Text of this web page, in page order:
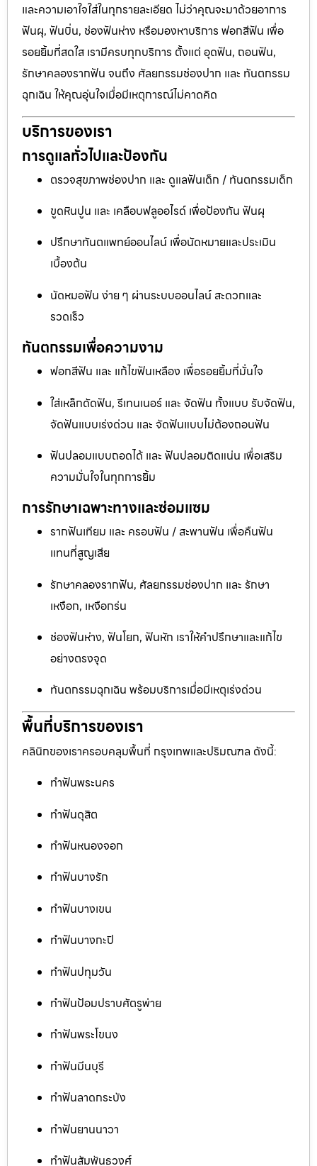
และความเอาใจใส่ในทุกรายละเอียด ไม่ว่าคุณจะมาด้วยอาการ
ฟันผุ, ฟันบิ่น, ช่องฟันห่าง หรือมองหาบริการ ฟอกสีฟัน เพื่อ
รอยยิ้มที่สดใส เรามีครบทุกบริการ ตั้งแต่ อุดฟัน, ถอนฟัน,
รักษาคลองรากฟัน จนถึง ศัลยกรรมช่องปาก และ ทันตกรรม
ฉุกเฉิน ให้คุณอุ่นใจเมื่อมีเหตุการณ์ไม่คาดคิด
บริการของเรา
การดูแลทั่วไปและป้องกัน
ตรวจสุขภาพช่องปาก และ ดูแลฟันเด็ก / ทันตกรรมเด็ก
ขูดหินปูน และ เคลือบฟลูออไรด์ เพื่อป้องกัน ฟันผุ
ปรึกษาทันตแพทย์ออนไลน์ เพื่อนัดหมายและประเมิน
เบื้องต้น
นัดหมอฟัน ง่าย ๆ ผ่านระบบออนไลน์ สะดวกและ
รวดเร็ว
ทันตกรรมเพื่อความงาม
ฟอกสีฟัน และ แก้ไขฟันเหลือง เพื่อรอยยิ้มที่มั่นใจ
ใส่เหล็กดัดฟัน, รีเทนเนอร์ และ จัดฟัน ทั้งแบบ รับจัดฟัน,
จัดฟันแบบเร่งด่วน และ จัดฟันแบบไม่ต้องถอนฟัน
ฟันปลอมแบบถอดได้ และ ฟันปลอมติดแน่น เพื่อเสริม
ความมั่นใจในทุกการยิ้ม
การรักษาเฉพาะทางและซ่อมแซม
รากฟันเทียม และ ครอบฟัน / สะพานฟัน เพื่อคืนฟัน
แทนที่สูญเสีย
รักษาคลองรากฟัน, ศัลยกรรมช่องปาก และ รักษา
เหงือก, เหงือกร่น
ช่องฟันห่าง, ฟันโยก, ฟันหัก เราให้คำปรึกษาและแก้ไข
อย่างตรงจุด
ทันตกรรมฉุกเฉิน พร้อมบริการเมื่อมีเหตุเร่งด่วน
พื้นที่บริการของเรา
คลินิกของเราครอบคลุมพื้นที่ กรุงเทพและปริมณฑล ดังนี้:
ทำฟันพระนคร
ทำฟันดุสิต
ทำฟันหนองจอก
ทำฟันบางรัก
ทำฟันบางเขน
ทำฟันบางกะปิ
ทำฟันปทุมวัน
ทำฟันป้อมปราบศัตรูพ่าย
ทำฟันพระโขนง
ทำฟันมีนบุรี
ทำฟันลาดกระบัง
ทำฟันยานนาวา
ทำฟันสัมพันธวงศ์